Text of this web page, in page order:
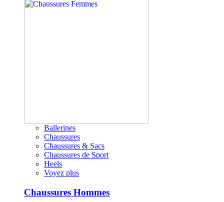
Ballerines
Chaussures
Chaussures & Sacs
Chaussures de Sport
Heels
Voyez plus
Chaussures Hommes